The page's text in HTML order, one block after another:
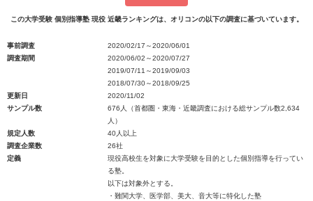
この大学受験 個別指導塾 現役 近畿ランキングは、オリコンの以下の調査に基づいています。
事前調査
2020/02/17～2020/06/01
調査期間
2020/06/02～2020/07/27
2019/07/11～2019/09/03
2018/07/30～2018/09/25
更新日
2020/11/02
サンプル数
676人（首都圏・東海・近畿調査における総サンプル数2,634
人）
規定人数
40人以上
調査企業数
26社
定義
現役高校生を対象に大学受験を目的とした個別指導を行ってい
る塾。
以下は対象外とする。
・難関大学、医学部、美大、音大等に特化した塾